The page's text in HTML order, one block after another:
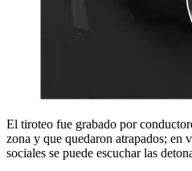
El tiroteo fue grabado por
zona y que quedaron atrapados; en
sociales se puede escuchar las